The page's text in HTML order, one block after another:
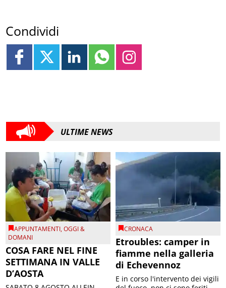
Condividi
ULTIME NEWS
APPUNTAMENTI,OGGI &
DOMANI
COSA FARE NEL FINE
SETTIMANA IN VALLE
D’AOSTA
CRONACA
Etroubles: camper in
fiamme nella galleria
di Echevennoz
E in corso l'intervento dei vigili